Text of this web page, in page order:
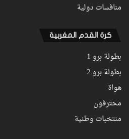
منافسات دولية
كرة القدم المغربية
بطولة برو 1
بطولة برو 2
هواة
محترفون
منتخبات وطنية